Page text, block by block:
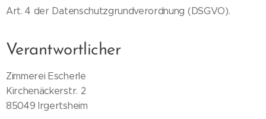
Art. 4 der Datenschutzgrundverordnung (DSGVO).
Verantwortlicher
Zimmerei Escherle
Kirchenäckerstr. 2
85049 Irgertsheim